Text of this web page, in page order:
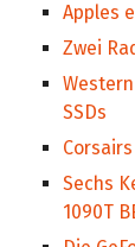
Apples
Zwei
SSDs
Sechs
1090T